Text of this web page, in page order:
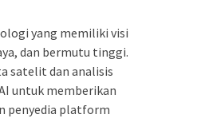
yang memiliki visi
dan bermutu tinggi.
satelit dan analisis
untuk memberikan
penyedia platform